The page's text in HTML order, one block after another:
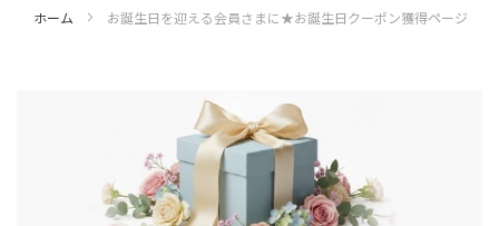
ホーム お誕生日を迎える会員さまに★お誕生日クーポン獲得ページ